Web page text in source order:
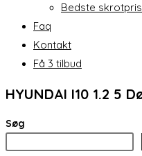
Bedste skrotpris
Faq
Kontakt
Få 3 tilbud
HYUNDAI I10 1.2 5
Søg